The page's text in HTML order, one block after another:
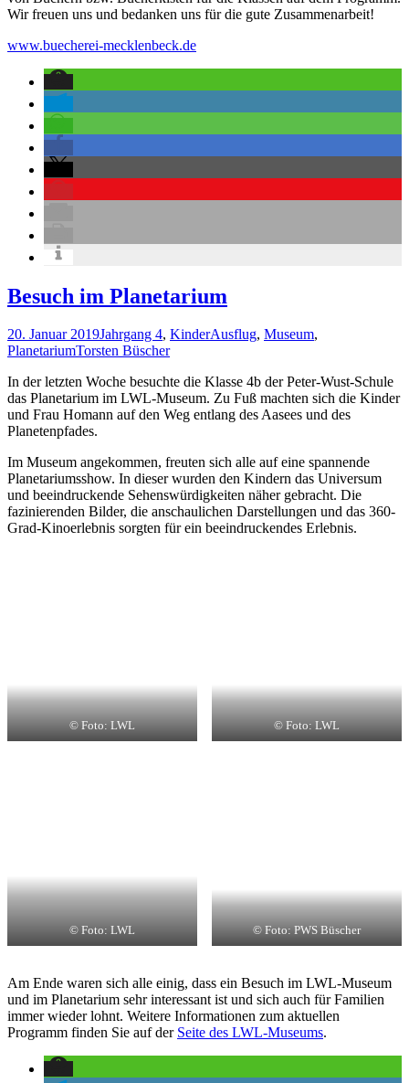
Wir freuen uns und bedanken uns für die gute Zusammenarbeit!
www.buecherei-mecklenbeck.de
Besuch im Planetarium
20. Januar 2019Jahrgang 4, KinderAusflug, Museum,
PlanetariumTorsten Büscher
In der letzten Woche besuchte die Klasse 4b der Peter-Wust-Schule
das Planetarium im LWL-Museum. Zu Fuß machten sich die Kinder
und Frau Homann auf den Weg entlang des Aasees und des
Planetenpfades.
Im Museum angekommen, freuten sich alle auf eine spannende
Planetariumsshow. In dieser wurden den Kindern das Universum
und beeindruckende Sehenswürdigkeiten näher gebracht. Die
fazinierenden Bilder, die anschaulichen Darstellungen und das 360-
Grad-Kinoerlebnis sorgten für ein beeindruckendes Erlebnis.
© Foto: LWL © Foto: LWL
© Foto: LWL © Foto: PWS Büscher
Am Ende waren sich alle einig, dass ein Besuch im LWL-Museum
und im Planetarium sehr interessant ist und sich auch für Familien
immer wieder lohnt. Weitere Informationen zum aktuellen
Programm finden Sie auf der Seite des LWL-Museums.